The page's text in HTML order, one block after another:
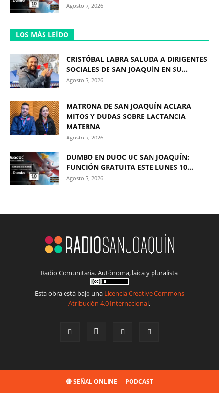
Agosto 7, 2026
LOS MÁS LEÍDO
CRISTÓBAL LABRA SALUDA A DIRIGENTES
SOCIALES DE SAN JOAQUÍN EN SU...
Agosto 7, 2026
MATRONA DE SAN JOAQUÍN ACLARA
MITOS Y DUDAS SOBRE LACTANCIA
MATERNA
Agosto 7, 2026
DUMBO EN DUOC UC SAN JOAQUÍN:
FUNCIÓN GRATUITA ESTE LUNES 10...
Agosto 7, 2026
Radio Comunitaria. Autónoma, laica y pluralista
Esta obra está bajo una Licencia Creative Commons
Atribución 4.0 Internacional.
🔴 SEÑAL ONLINE PODCAST